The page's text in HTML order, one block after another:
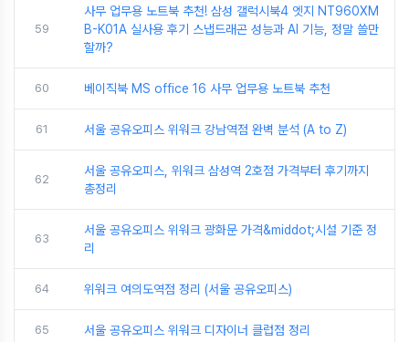
59
사무 업무용 노트북 추천! 삼성 갤럭시북4 엣지 NT960XM
B-K01A 실사용 후기 스냅드래곤 성능과 AI 기능, 정말 쓸만
할까?
60 베이직북 MS office 16 사무 업무용 노트북 추천
61 서울 공유오피스 위워크 강남역점 완벽 분석 (A to Z)
62
서울 공유오피스, 위워크 삼성역 2호점 가격부터 후기까지
총정리
63
서울 공유오피스 위워크 광화문 가격&middot;시설 기준 정
리
64 위워크 여의도역점 정리 (서울 공유오피스)
65 서울 공유오피스 위워크 디자이너 클럽점 정리